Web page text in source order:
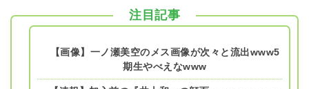
注目記事
【画像】一ノ瀬美空のメス画像が次々と流出www5
期生やべえなwww